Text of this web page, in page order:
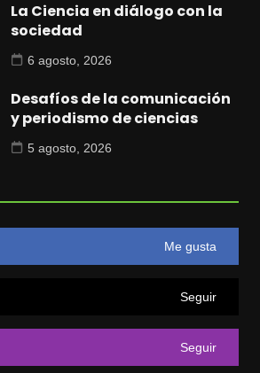
La Ciencia en diálogo con la
sociedad
6 agosto, 2026
Desafíos de la comunicación
y periodismo de ciencias
5 agosto, 2026
Me gusta
Seguir
Seguir